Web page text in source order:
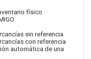
físico
sin referencia
con referencia
automática de una